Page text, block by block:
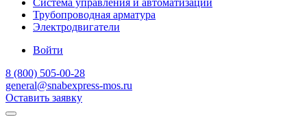
Система управления и автоматизации
Трубопроводная арматура
Электродвигатели
Войти
8 (800) 505-00-28
general@snabexpress-mos.ru
Оставить заявку